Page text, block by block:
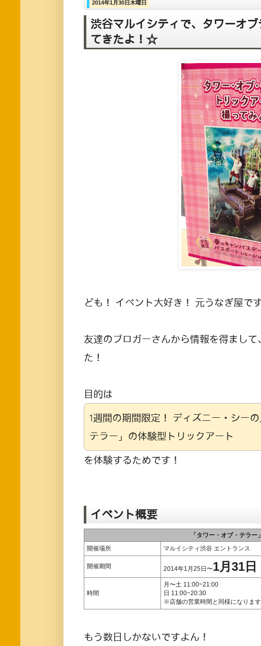
2014年1月30日木曜日
渋谷マルイシティで、タワーオ
てきたよ！☆
ども！ イベント大好き！ 元うなぎ屋で
友達のブロガーさんから情報を得まし
た！
目的は
1週間の期間限定！ ディズニー・シー
テラー」の体験型トリックアート
を体験するためです！
イベント概要
「タワー・オブ・テラ
開催場所
マルイシティ渋谷 エントランス
開催期間 2014年1月25日〜1月31日
時間
月〜土 11:00~21:00
日 11:00~20:30
※店舗の営業時間と同様になります
もう数日しかないですよん！